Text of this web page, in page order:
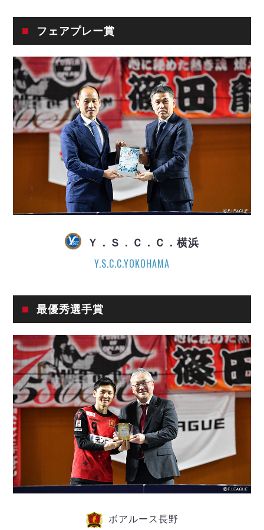
過去の記録
ミラクルスマイル新居浜
バルドラール浦安
フウガドールすみだ
しながわシティ
立川アスレティックFC
ペスカドーラ町田
湘南ベルマーレ
ボアルース長野
名古屋オーシャンズ
シュライカー大阪
ボルクバレット北九州
バサジィ大分
選手の通算記録（Ｆ２）
ヴォスクオーレ仙台
Y．S．C．C．横浜
ヴィンセドール白山
アグレミーナ浜松
デウソン神戸
ポルセイド浜田
ミラクルスマイル新居浜
FOLLOW US!
フェアプレー賞
Ｙ．Ｓ．Ｃ．Ｃ．横浜
Y.S.C.C.YOKOHAMA
最優秀選手賞
ボアルース長野